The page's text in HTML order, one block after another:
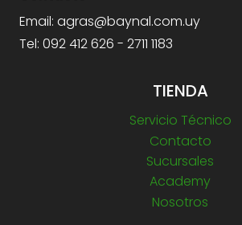
Email: agras@baynal.com.uy
Tel: 092 412 626 - 2711 1183
TIENDA
Servicio Técnico
Contacto
Sucursales
Academy
Nosotros